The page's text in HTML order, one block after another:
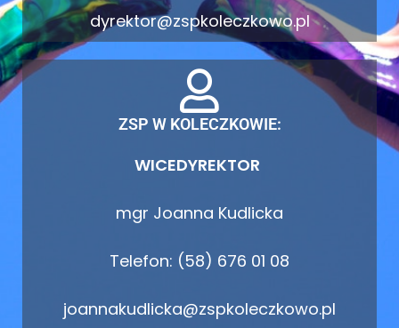
dyrektor@zspkoleczkowo.pl
ZSP W KOLECZKOWIE:
WICEDYREKTOR
mgr Joanna Kudlicka
Telefon: (58) 676 01 08
joannakudlicka@zspkoleczkowo.pl